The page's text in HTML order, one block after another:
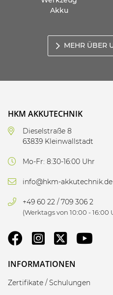
Akku
MEHR ÜBER
HKM AKKUTECHNIK
Dieselstraße 8
63839 Kleinwallstadt
Mo-Fr: 8:30-16:00 Uhr
info@hkm-akkutechnik.de
+49 60 22 / 709 306 2
(Werktags von 10:00 - 16:00
INFORMATIONEN
Zertifikate / Schulungen